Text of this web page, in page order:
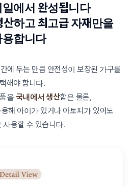
에서 완성됩니다
하고 최고급 자재만을
합니다
에 두는 만큼 안전성이 보장된 가구를
해야 합니다.
을 국내에서 생산함은 물론,
해 아이가 있거나 아토피가 있어도
사용할 수 있습니다.